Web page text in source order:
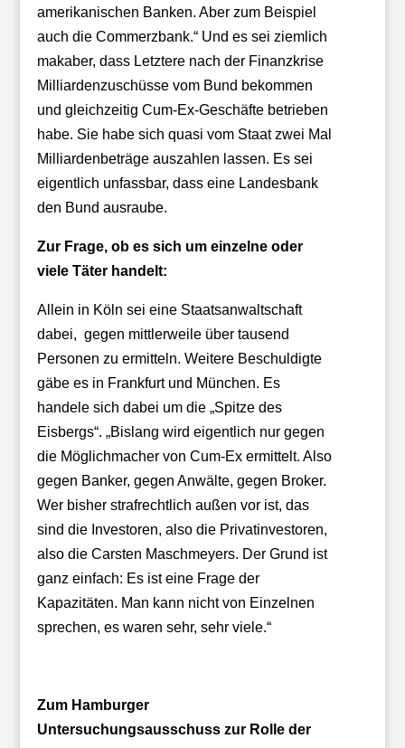
amerikanischen Banken. Aber zum Beispiel
auch die Commerzbank.“ Und es sei ziemlich
makaber, dass Letztere nach der Finanzkrise
Milliardenzuschüsse vom Bund bekommen
und gleichzeitig Cum-Ex-Geschäfte betrieben
habe. Sie habe sich quasi vom Staat zwei Mal
Milliardenbeträge auszahlen lassen. Es sei
eigentlich unfassbar, dass eine Landesbank
den Bund ausraube.
Zur Frage, ob es sich um einzelne oder
viele Täter handelt:
Allein in Köln sei eine Staatsanwaltschaft
dabei, gegen mittlerweile über tausend
Personen zu ermitteln. Weitere Beschuldigte
gäbe es in Frankfurt und München. Es
handele sich dabei um die „Spitze des
Eisbergs“. „Bislang wird eigentlich nur gegen
die Möglichmacher von Cum-Ex ermittelt. Also
gegen Banker, gegen Anwälte, gegen Broker.
Wer bisher strafrechtlich außen vor ist, das
sind die Investoren, also die Privatinvestoren,
also die Carsten Maschmeyers. Der Grund ist
ganz einfach: Es ist eine Frage der
Kapazitäten. Man kann nicht von Einzelnen
sprechen, es waren sehr, sehr viele.“
Zum Hamburger
Untersuchungsausschuss zur Rolle der